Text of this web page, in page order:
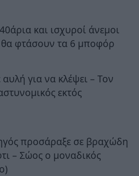
και ισχυροί άνεμοι
θα φτάσουν τα 6 μποφόρ
για να κλέψει – Τον
εκτός
προσάραξε σε βραχώδη
– Σώος ο μοναδικός